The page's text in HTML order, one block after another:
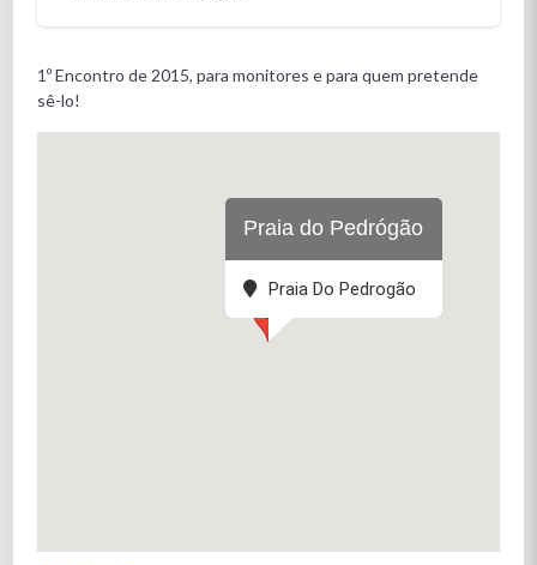
1º Encontro de 2015, para monitores e para quem pretende
sê-lo!
Praia do Pedrógão
Praia Do Pedrogão